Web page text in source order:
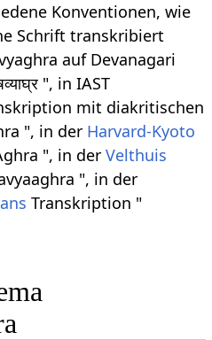
Konventionen, wie
Schrift transkribiert
auf Devanagari
", in IAST
mit diakritischen
", in der Harvard-Kyoto
", in derVelthuis
", in der
Transkription "